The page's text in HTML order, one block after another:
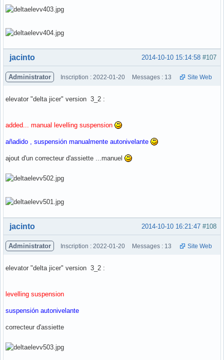
Hors ligne #107
2014-10-10 15:14:58
jacinto
Administrator Inscription : 2022-01-20 Messages : 13 Site Web
elevator "delta jicer" version 3_2 :
added... manual levelling suspension
añadido , suspensión manualmente autonivelante
ajout d'un correcteur d'assiette ...manuel
Hors ligne #108
2014-10-10 16:21:47
jacinto
Administrator Inscription : 2022-01-20 Messages : 13 Site Web
elevator "delta jicer" version 3_2 :
levelling suspension
suspensión autonivelante
correcteur d'assiette